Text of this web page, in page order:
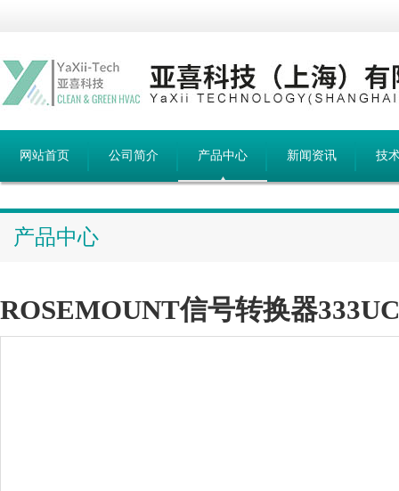
网站首页 公司简介 产品中心 新闻资讯 技
产品中心
ROSEMOUNT信号转换器